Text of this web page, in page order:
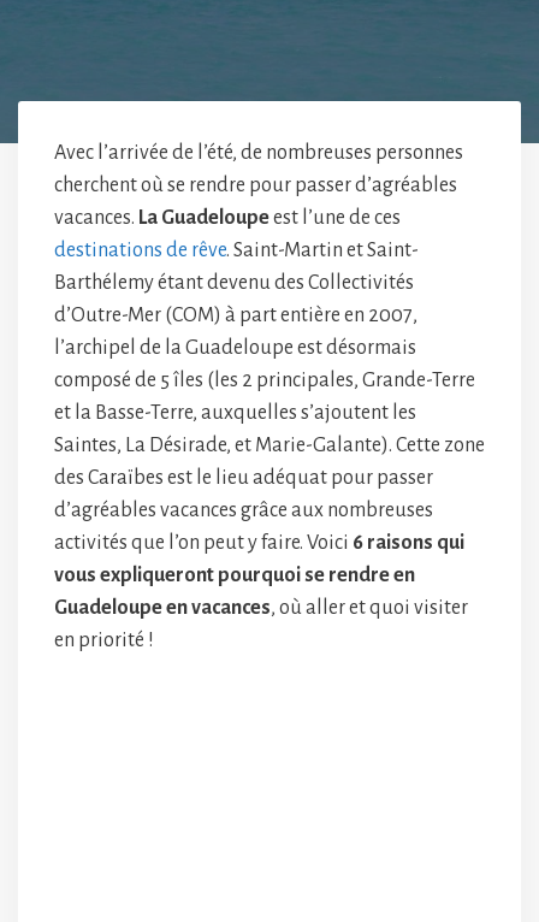
Avec l’arrivée de l’été, de nombreuses personnes
cherchent où se rendre pour passer d’agréables
vacances. La Guadeloupeest l’une de ces
destinations de rêve. Saint-Martin et Saint-
Barthélemy étant devenu des Collectivités
d’Outre-Mer (COM) à part entière en 2007,
l’archipel de la Guadeloupe est désormais
composé de 5 îles (les 2 principales, Grande-Terre
et la Basse-Terre, auxquelles s’ajoutent les
Saintes, La Désirade, et Marie-Galante). Cette zone
des Caraïbes est le lieu adéquat pour passer
d’agréables vacances grâce aux nombreuses
activités que l’on peut y faire. Voici 6 raisons qui
vous expliqueront pourquoi se rendre en
Guadeloupe en vacances, où aller et quoi visiter
en priorité !